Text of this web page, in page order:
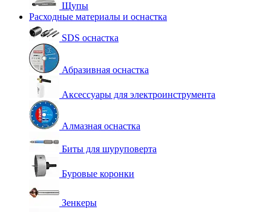
Щупы
Расходные материалы и оснастка
SDS оснастка
Абразивная оснастка
Аксессуары для электроинструмента
Алмазная оснастка
Биты для шуруповерта
Буровые коронки
Зенкеры